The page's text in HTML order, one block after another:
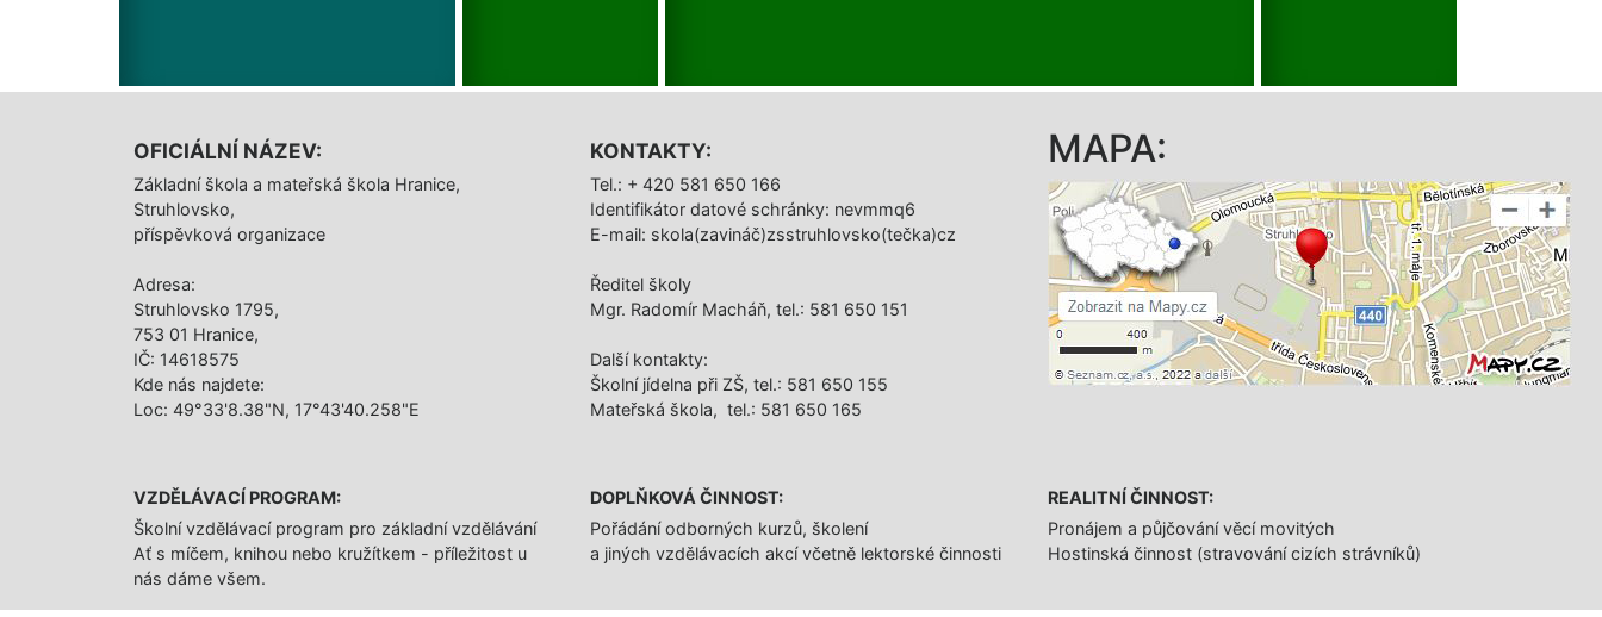
OFICIÁLNÍ NÁZEV:
Základní škola a mateřská škola Hranice,
Struhlovsko,
příspěvková organizace
Adresa:
Struhlovsko 1795,
753 01 Hranice,
IČ: 14618575
Kde nás najdete:
Loc: 49°33'8.38"N, 17°43'40.258"E
KONTAKTY:
Tel.: + 420 581 650 166
Identifikátor datové schránky: nevmmq6
E-mail: skola(zavináč)zsstruhlovsko(tečka)cz
Ředitel školy
Mgr. Radomír Macháň, tel.: 581 650 151
Další­ kontakty:
Školní jídelna při ZŠ, tel.: 581 650 155
Mateřská škola, tel.: 581 650 165
MAPA:
VZDĚLÁVACÍ PROGRAM:
Školní vzdělávací program pro základní vzdělávání
Ať s míčem, knihou nebo kružítkem - příležitost u
nás dáme všem.
DOPLŇKOVÁ ČINNOST:
Pořádání odborných kurzů, školení
a jiných vzdělávacích akcí včetně lektorské činnosti
REALITNÍ ČINNOST:
Pronájem a půjčování věcí movitých
Hostinská činnost (stravování cizích strávníků)